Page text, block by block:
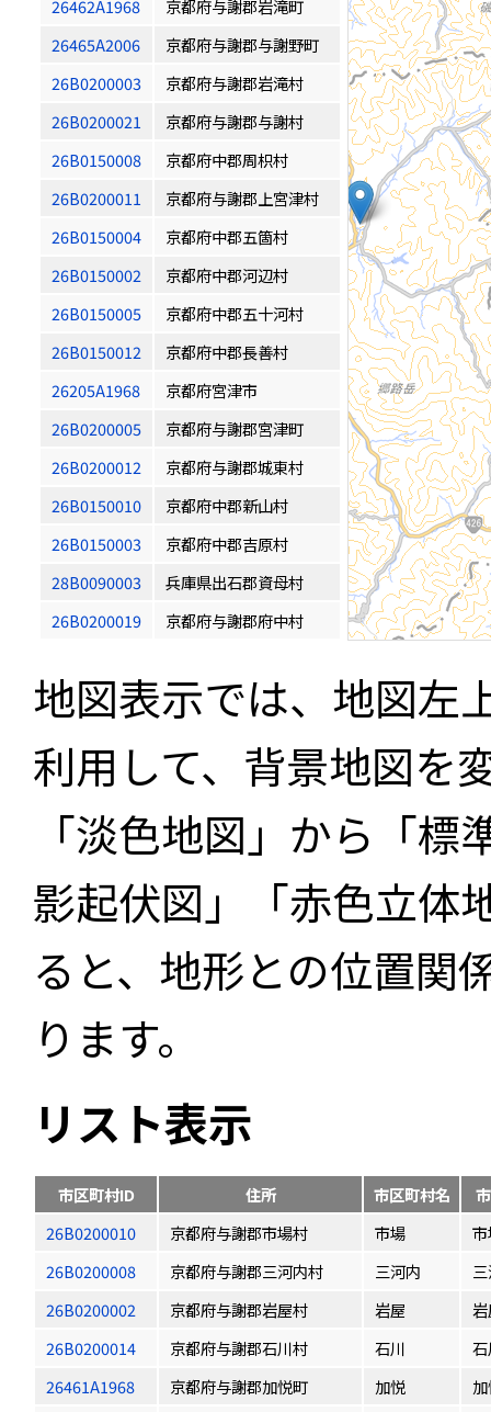
26462A1968
京都府与謝郡岩滝町
26465A2006
京都府与謝郡与謝野町
26B0200003
京都府与謝郡岩滝村
26B0200021
京都府与謝郡与謝村
26B0150008
京都府中郡周枳村
26B0200011
京都府与謝郡上宮津村
26B0150004
京都府中郡五箇村
26B0150002
京都府中郡河辺村
26B0150005
京都府中郡五十河村
26B0150012
京都府中郡長善村
26205A1968
京都府宮津市
26B0200005
京都府与謝郡宮津町
26B0200012
京都府与謝郡城東村
26B0150010
京都府中郡新山村
26B0150003
京都府中郡吉原村
28B0090003
兵庫県出石郡資母村
26B0200019
京都府与謝郡府中村
地図表示では、地図左
利用して、背景地図を
「淡色地図」から「
影起伏図」「赤色立体
ると、地形との位置関
ります。
リスト表示
市区町村ID 住所 市区町村名
26B0200010
京都府与謝郡市場村 市場
26B0200008
京都府与謝郡三河内村 三河内
26B0200002
京都府与謝郡岩屋村 岩屋
26B0200014
京都府与謝郡石川村 石川
26461A1968
京都府与謝郡加悦町 加悦